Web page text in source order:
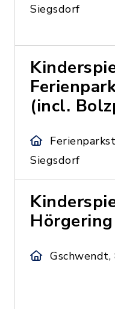
Siegsdorf
(incl.
Siegsdorf
Hörgering